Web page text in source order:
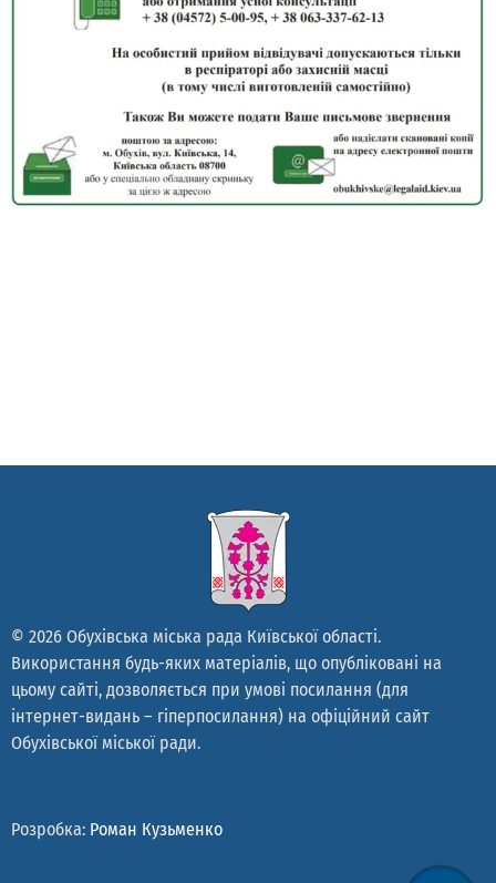
© 2026 Обухівська міська рада Київської області.
Використання будь-яких матеріалів, що опубліковані на
цьому сайті, дозволяється при умові посилання (для
інтернет-видань – гіперпосилання) на офіційний сайт
Обухівської міської ради.
Розробка: Роман Кузьменко